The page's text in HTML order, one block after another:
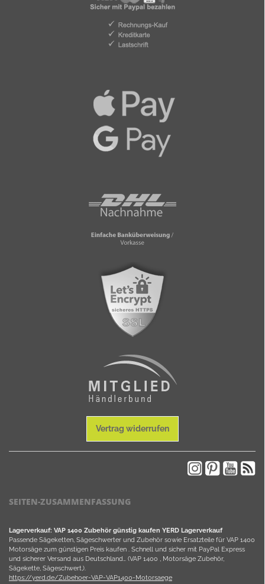
Vertrag widerrufen
SEITEN-ZUSAMMENFASSUNG
Lagerverkauf: VAP 1400 Zubehör günstig kaufen YERD Lagerverkauf
Passende Sägeketten, Sägeschwerter und Zubehör sowie Ersatzteile für VAP 1400
Motorsäge zum günstigen Preis kaufen . Schnell und sicher mit PayPal Express
und sicherer Versand aus Deutschland… (VAP 1400 , Motorsäge Zubehör,
Sägekette, Sägeschwert,).
https://yerd.de/Zubehoer-VAP-VAP1400-Motorsaege